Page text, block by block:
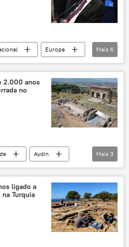
exclusiva
OTAN
Mundo
Montreux
Europa
Bruxelas
de Xangai (OCX)
Mais 6
2.000 anos
no
Aydin
Arqueologia
Mais 3
ligado a
Turquia